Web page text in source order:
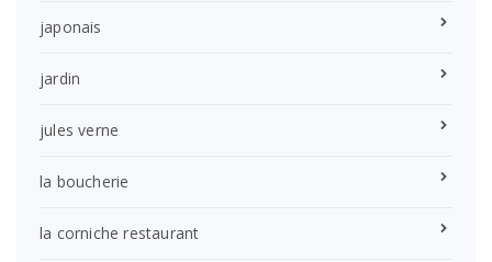
japonais
jardin
jules verne
la boucherie
la corniche restaurant